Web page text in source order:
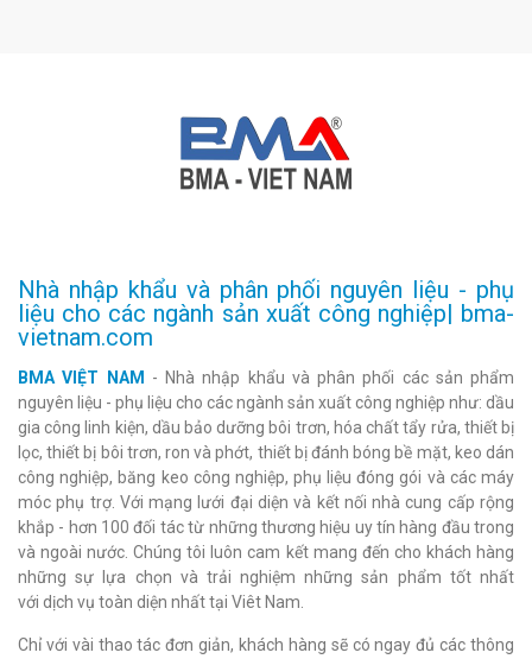
Nhà nhập khẩu và phân phối nguyên liệu - phụ
liệu cho các ngành sản xuất công nghiệp| bma-
vietnam.com
BMA VIỆT NAM
- Nhà nhập khẩu và phân phối các sản phẩm
nguyên liệu - phụ liệu cho các ngành sản xuất công nghiệp như: dầu
gia công linh kiện, dầu bảo dưỡng bôi trơn, hóa chất tẩy rửa, thiết bị
lọc, thiết bị bôi trơn, ron và phớt, thiết bị đánh bóng bề mặt, keo dán
công nghiệp, băng keo công nghiệp, phụ liệu đóng gói và các máy
móc phụ trợ. Với mạng lưới đại diện và kết nối nhà cung cấp rộng
khắp - hơn 100 đối tác từ những thương hiệu uy tín hàng đầu trong
và ngoài nước. Chúng tôi luôn cam kết mang đến cho khách hàng
những sự lựa chọn và trải nghiệm những sản phẩm tốt nhất
với dịch vụ toàn diện nhất tại Viêt Nam.
Chỉ với vài thao tác đơn giản, khách hàng sẽ có ngay đủ các thông